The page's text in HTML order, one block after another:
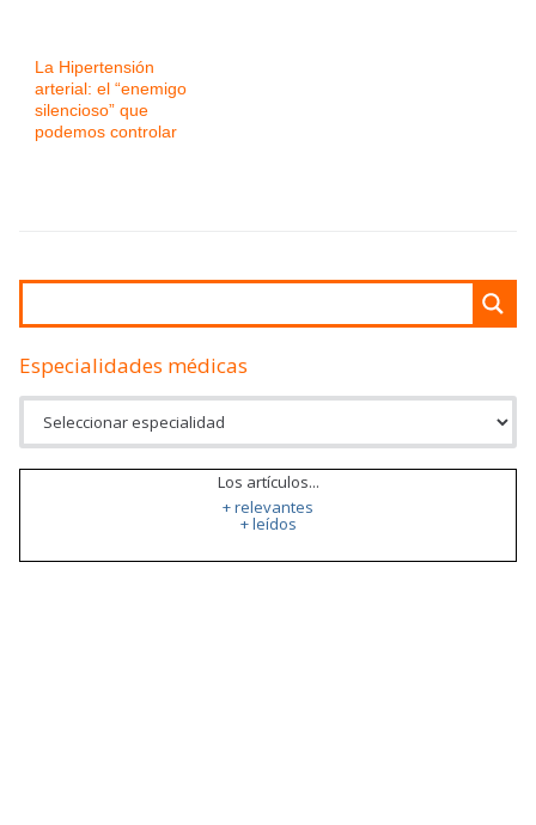
La Hipertensión
arterial: el “enemigo
silencioso” que
podemos controlar
Especialidades médicas
Los artículos...
+ relevantes
+ leídos